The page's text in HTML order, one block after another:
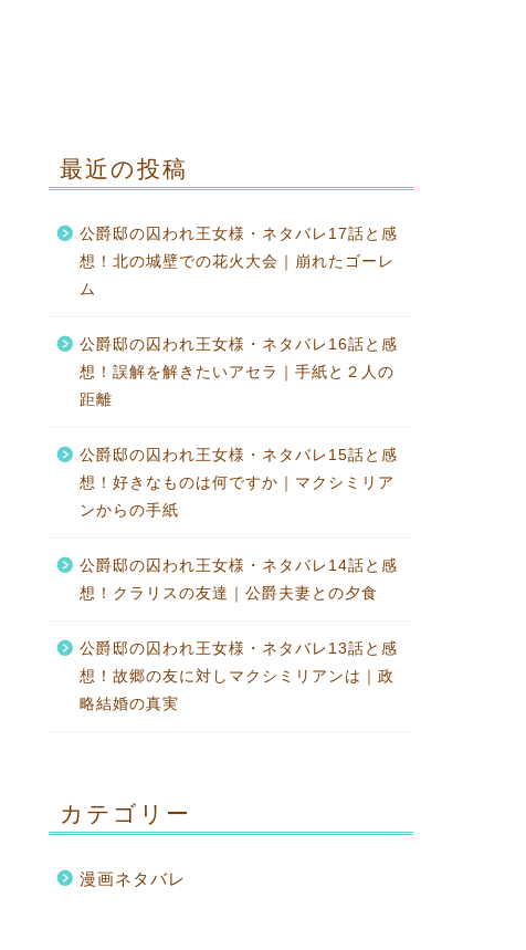
最近の投稿
公爵邸の囚われ王女様・ネタバレ17話と感
想！北の城壁での花火大会｜崩れたゴーレ
ム
公爵邸の囚われ王女様・ネタバレ16話と感
想！誤解を解きたいアセラ｜手紙と２人の
距離
公爵邸の囚われ王女様・ネタバレ15話と感
想！好きなものは何ですか｜マクシミリア
ンからの手紙
公爵邸の囚われ王女様・ネタバレ14話と感
想！クラリスの友達｜公爵夫妻との夕食
公爵邸の囚われ王女様・ネタバレ13話と感
想！故郷の友に対しマクシミリアンは｜政
略結婚の真実
カテゴリー
漫画ネタバレ